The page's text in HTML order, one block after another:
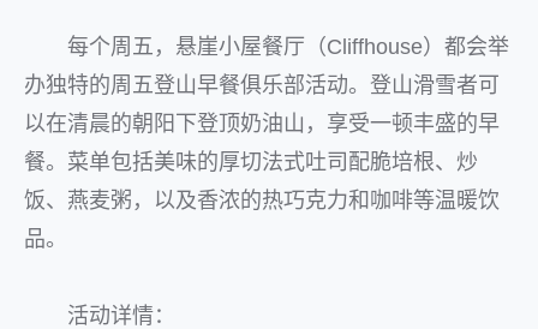
每个周五，悬崖小屋餐厅（Cliffhouse）都会举
办独特的周五登山早餐俱乐部活动。登山滑雪者可
以在清晨的朝阳下登顶奶油山，享受一顿丰盛的早
餐。菜单包括美味的厚切法式吐司配脆培根、炒
饭、燕麦粥，以及香浓的热巧克力和咖啡等温暖饮
品。
活动详情：